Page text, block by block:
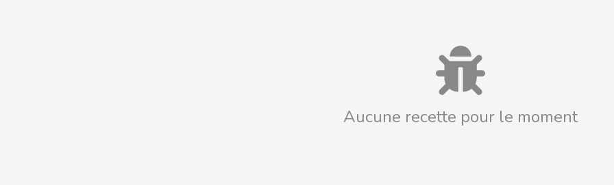
Aucune recette pour le moment